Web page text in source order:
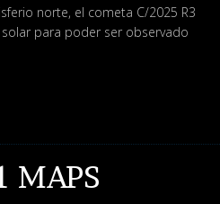
norte, el cometa C/2025 R3
solar para poder ser observado
MAPS